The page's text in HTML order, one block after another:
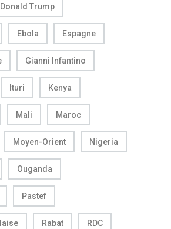
Donald Trump
Ebola Espagne
Gianni Infantino
Ituri Kenya
Mali Maroc
Moyen-Orient Nigeria
Ouganda
Pastef
Rabat RDC